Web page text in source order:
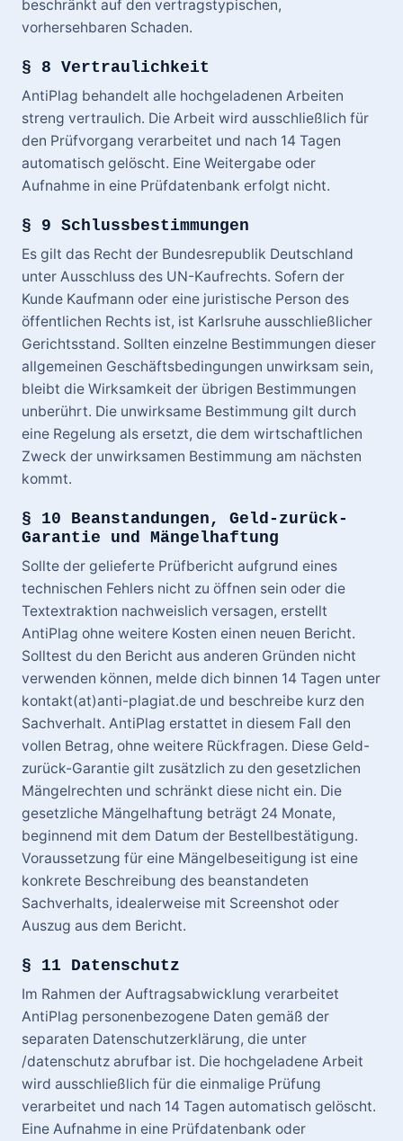
beschränkt auf den vertragstypischen,
vorhersehbaren Schaden.
§ 8 Vertraulichkeit
AntiPlag behandelt alle hochgeladenen Arbeiten
streng vertraulich. Die Arbeit wird ausschließlich für
den Prüfvorgang verarbeitet und nach 14 Tagen
automatisch gelöscht. Eine Weitergabe oder
Aufnahme in eine Prüfdatenbank erfolgt nicht.
§ 9 Schlussbestimmungen
Es gilt das Recht der Bundesrepublik Deutschland
unter Ausschluss des UN-Kaufrechts. Sofern der
Kunde Kaufmann oder eine juristische Person des
öffentlichen Rechts ist, ist Karlsruhe ausschließlicher
Gerichtsstand. Sollten einzelne Bestimmungen dieser
allgemeinen Geschäftsbedingungen unwirksam sein,
bleibt die Wirksamkeit der übrigen Bestimmungen
unberührt. Die unwirksame Bestimmung gilt durch
eine Regelung als ersetzt, die dem wirtschaftlichen
Zweck der unwirksamen Bestimmung am nächsten
kommt.
§ 10 Beanstandungen, Geld-zurück-
Garantie und Mängelhaftung
Sollte der gelieferte Prüfbericht aufgrund eines
technischen Fehlers nicht zu öffnen sein oder die
Textextraktion nachweislich versagen, erstellt
AntiPlag ohne weitere Kosten einen neuen Bericht.
Solltest du den Bericht aus anderen Gründen nicht
verwenden können, melde dich binnen 14 Tagen unter
kontakt(at)anti-plagiat.de und beschreibe kurz den
Sachverhalt. AntiPlag erstattet in diesem Fall den
vollen Betrag, ohne weitere Rückfragen. Diese Geld-
zurück-Garantie gilt zusätzlich zu den gesetzlichen
Mängelrechten und schränkt diese nicht ein. Die
gesetzliche Mängelhaftung beträgt 24 Monate,
beginnend mit dem Datum der Bestellbestätigung.
Voraussetzung für eine Mängelbeseitigung ist eine
konkrete Beschreibung des beanstandeten
Sachverhalts, idealerweise mit Screenshot oder
Auszug aus dem Bericht.
§ 11 Datenschutz
Im Rahmen der Auftragsabwicklung verarbeitet
AntiPlag personenbezogene Daten gemäß der
separaten Datenschutzerklärung, die unter
/datenschutz abrufbar ist. Die hochgeladene Arbeit
wird ausschließlich für die einmalige Prüfung
verarbeitet und nach 14 Tagen automatisch gelöscht.
Eine Aufnahme in eine Prüfdatenbank oder